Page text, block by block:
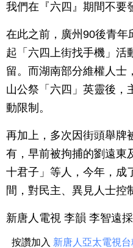
我們在『六四』期間不要
在此之前，廣州90後青年
起「六四上街找手機」活
留。而湖南部分維權人士
山公祭「六四」英靈後，
動限制。
再加上，多次因街頭舉牌
有，早前被拘捕的劉遠東
十君子」等人，今年，成
間，對民主、異見人士控
新唐人電視 李韻 李智遠
按讚加入 新唐人亞太電視台